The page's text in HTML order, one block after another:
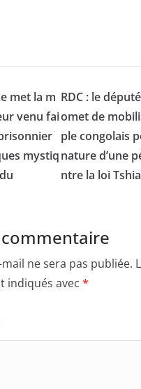
met la m
venu fai
mystiq
RDC : le
omet de
ple congolais
nature d’une
ntre la loi
ne sera pas publiée.
indiqués avec *